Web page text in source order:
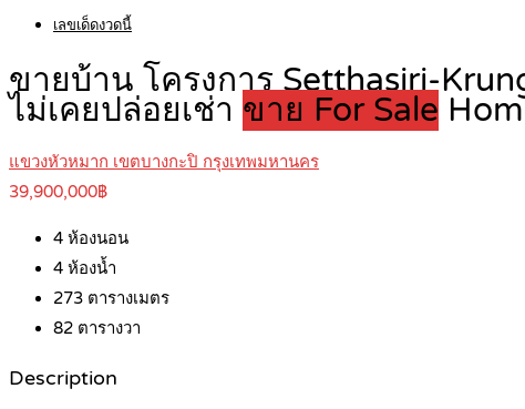
เลขเด็ดงวดนี้
ขายบ้าน โครงการ Setthasiri-
ไม่เคยปล่อยเช่า ขาย For Sale
แขวงหัวหมาก เขตบางกะปิ กรุงเทพมหานคร
39,900,000฿
4 ห้องนอน
4 ห้องน้ำ
273 ตารางเมตร
82 ตารางวา
Description